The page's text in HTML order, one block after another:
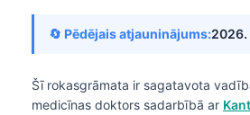
🔄 Pēdējais atjauninājums:
Šī rokasgrāmata ir sagatavota
medicīnas doktors sadarbībā ar